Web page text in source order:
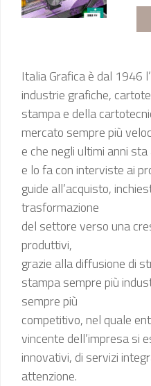
Italia Grafica è dal 1946
industrie grafiche,
stampa e della
mercato sempre più
e che negli ultimi anni
e lo fa con interviste ai
guide all’acquisto,
trasformazione
del settore verso una
produttivi,
grazie alla diffusione di
stampa sempre più
sempre più
competitivo, nel quale
vincente dell’impresa si
innovativi, di servizi
attenzione.